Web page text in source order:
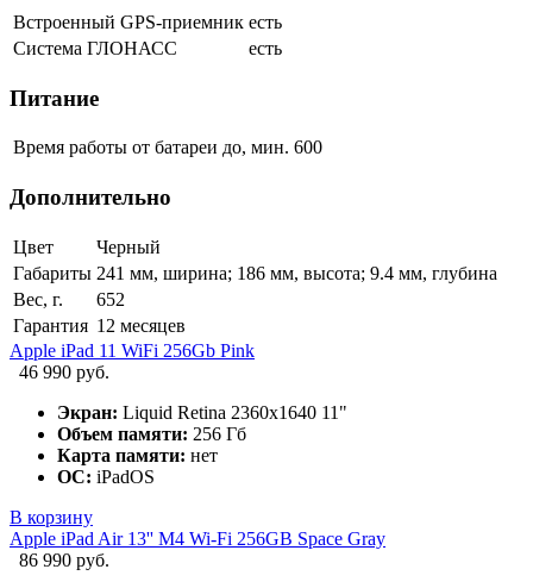
Встроенный GPS-приемник есть
Система ГЛОНАСС
есть
Питание
Время работы от батареи до, мин. 600
Дополнительно
Цвет
Черный
Габариты 241 мм, ширина; 186 мм, высота; 9.4 мм, глубина
Вес, г.
652
Гарантия 12 месяцев
Apple iPad 11 WiFi 256Gb Pink
46 990 руб.
Экран: Liquid Retina 2360x1640 11"
Объем памяти: 256 Гб
Карта памяти: нет
ОС: iPadOS
В корзину
Apple iPad Air 13'' M4 Wi-Fi 256GB Space Gray
86 990 руб.